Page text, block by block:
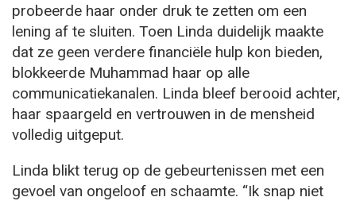
probeerde haar onder druk te zetten om een
lening af te sluiten. Toen Linda duidelijk maakte
dat ze geen verdere financiële hulp kon bieden,
blokkeerde Muhammad haar op alle
communicatiekanalen. Linda bleef berooid achter,
haar spaargeld en vertrouwen in de mensheid
volledig uitgeput.
Linda blikt terug op de gebeurtenissen met een
gevoel van ongeloof en schaamte. “Ik snap niet